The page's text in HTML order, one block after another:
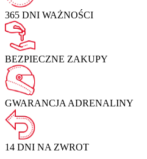
365 DNI WAŻNOŚCI
BEZPIECZNE ZAKUPY
GWARANCJA ADRENALINY
14 DNI NA ZWROT